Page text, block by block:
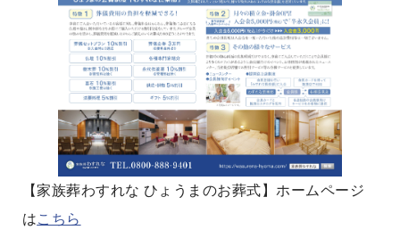
【家族葬わすれな ひょうまのお葬式】ホームページ
はこちら